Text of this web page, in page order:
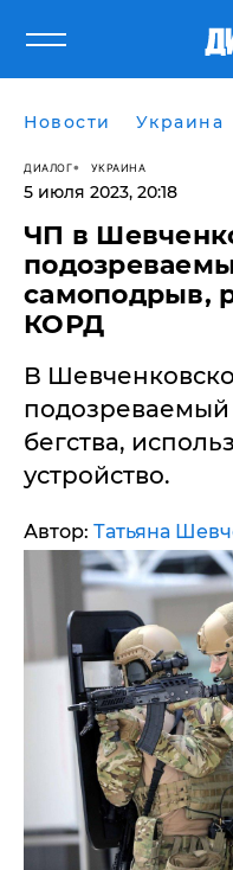
Новости Украина
ДИАЛОГ УКРАИНА
5 июля 2023, 20:18
​ЧП в
самоподрыв,
КОРД
В
бегства,
устройство.
Автор: Татьяна